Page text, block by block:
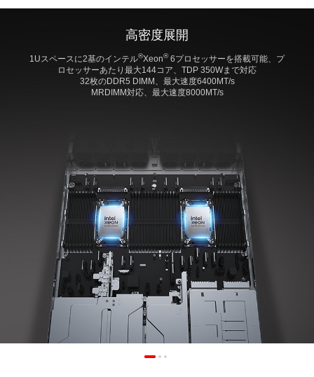
高密度展開
1Uスペースに2基のインテル®Xeon®6プロセッサーを搭載可能、プ
ロセッサーあたり最大144コア、TDP 350Wまで対応
32枚のDDR5 DIMM、最大速度6400MT/s
MRDIMM対応、最大速度8000MT/s